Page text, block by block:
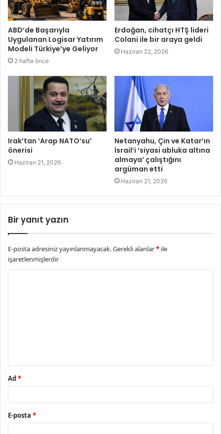
ABD’de Başarıyla
Uygulanan Logisar Yatırım
Modeli Türkiye’ye Geliyor
2 hafta önce
Erdoğan, cihatçı HTŞ lideri
Colani ile bir araya geldi
Haziran 22, 2026
Irak’tan ‘Arap NATO’su’
önerisi
Haziran 21, 2026
Netanyahu, Çin ve Katar’ın
İsrail’i ‘siyasi abluka altına
almaya’ çalıştığını
argüman etti
Haziran 21, 2026
Bir yanıt yazın
E-posta adresiniz yayınlanmayacak.Gerekli alanlar* ile
işaretlenmişlerdir
Ad*
E-posta *